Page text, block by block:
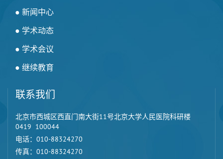
● 新闻中心
● 学术动态
● 学术会议
● 继续教育
联系我们
北京市西城区西直门南大街11号北京大学人民医院科研楼
0419 100044
电话：010-88324270
传真：010-88324270